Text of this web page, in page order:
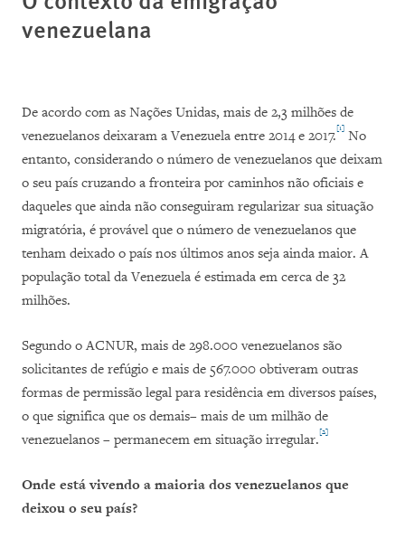
venezuelana
De acordo com as Nações Unidas, mais de 2,3 milhões de
venezuelanos deixaram a Venezuela entre 2014 e 2017.[1] No
entanto, considerando o número de venezuelanos que deixam
o seu país cruzando a fronteira por caminhos não oficiais e
daqueles que ainda não conseguiram regularizar sua situação
migratória, é provável que o número de venezuelanos que
tenham deixado o país nos últimos anos seja ainda maior. A
população total da Venezuela é estimada em cerca de 32
milhões.
Segundo o ACNUR, mais de 298.000 venezuelanos são
solicitantes de refúgio e mais de 567.000 obtiveram outras
formas de permissão legal para residência em diversos países,
o que significa que os demais– mais de um milhão de
venezuelanos – permanecem em situação irregular.[2]
Onde está vivendo a maioria dos venezuelanos que
deixou o seu país?